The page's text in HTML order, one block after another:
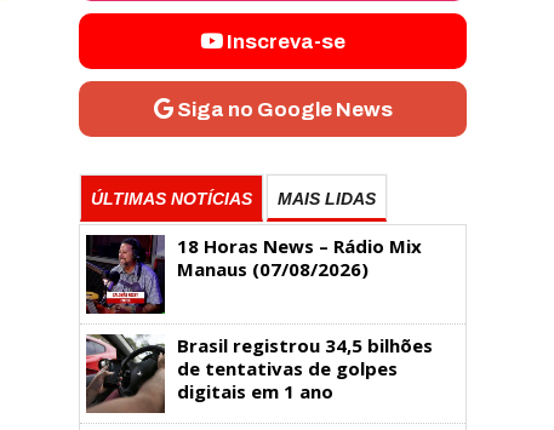
Inscreva-se
Siga no Google News
ÚLTIMAS NOTÍCIAS MAIS LIDAS
18 Horas News​​​​​​​​​​​​ – Rádio Mix
Manaus (07/08/2026)
Brasil registrou 34,5 bilhões
de tentativas de golpes
digitais em 1 ano